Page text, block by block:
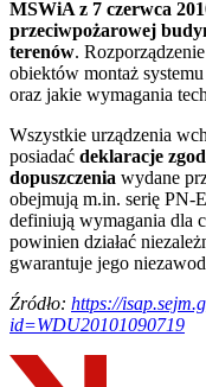
MSWiA z 7 czerwca
przeciwpożarowej
terenów.
obiektów montaż
oraz jakie wymagania
Wszystkie urządzenia
posiadać deklaracje
dopuszczenia wydane
obejmują m.in. serię PN-
definiują wymagania dla
powinien działać
gwarantuje jego
Źródło: https://
id=WDU20101090719